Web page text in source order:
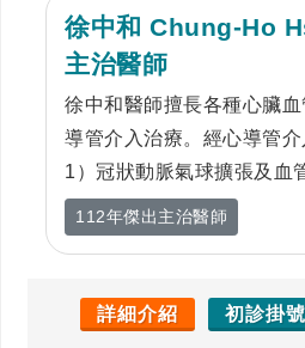
徐中和 Chung-Ho
主治醫師
徐中和醫師擅長各種心臟
導管介入治療。經心導管介
1）冠狀動脈氣球擴張及血
2）周邊血管治療、以及 3
動脈栓塞榕栓治療等。心導
替代開刀的療法，減輕心
112年傑出主治醫師
詳細介紹 初診掛號